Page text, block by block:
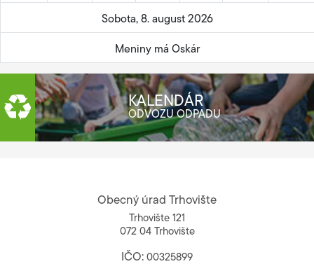
Sobota, 8. august 2026
Meniny má Oskár
KALENDÁR
ODVOZU ODPADU
Obecný úrad Trhovište
Trhovište 121
072 04 Trhovište
IČO: 00325899